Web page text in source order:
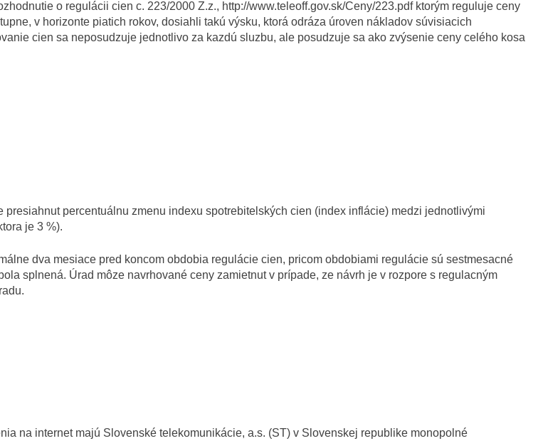
o regulácii cien c. 223/2000 Z.z., http://www.teleoff.gov.sk/Ceny/223.pdf ktorým reguluje ceny
v horizonte piatich rokov, dosiahli takú výsku, ktorá odráza úroven nákladov súvisiacich
cien sa neposudzuje jednotlivo za kazdú sluzbu, ale posudzuje sa ako zvýsenie ceny celého kosa
percentuálnu zmenu indexu spotrebitelských cien (index inflácie) medzi jednotlivými
je 3 %).
dva mesiace pred koncom obdobia regulácie cien, pricom obdobiami regulácie sú sestmesacné
splnená. Úrad môze navrhované ceny zamietnut v prípade, ze návrh je v rozpore s regulacným
na internet majú Slovenské telekomunikácie, a.s. (ST) v Slovenskej republike monopolné